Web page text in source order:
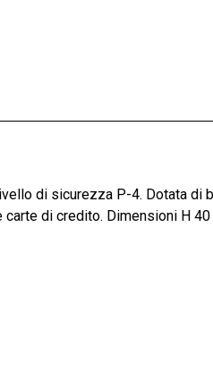
di sicurezza P-4. Dotata di
di credito. Dimensioni H